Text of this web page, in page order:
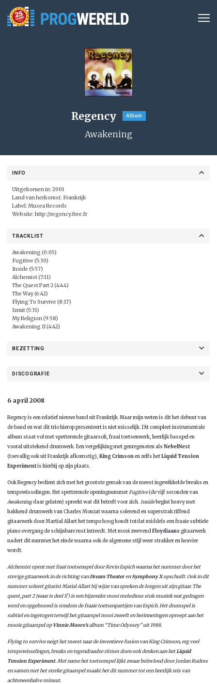
Regency Album
Awakening
INFO
Uitgekomen in: 2001
Land van herkomst: Frankrijk
Label: Musea Records
Website: http://regency.free.fr
TRACKLIST
Awakening (0:05)
Fugitive (5:30)
Inside (5:57)
Alchemist (7:11)
The Quest Part 2 (4:44)
The Way (6:42)
Flying To Survive (8:17)
Izmit (5:31)
My Religion (9:58)
Awakening II (4:42)
BEZETTING
DISCOGRAFIE
6 april 2008
Regency is een relatief nieuwe band uit Frankrijk. Naar mijn weten is dit het debuut van
de band en wat dit trio hierop presenteert is niet misselijk. Dit compleet instrumentale
album staat vol met spetterende gitaarsoli, fraai toetsenwerk, heerlijk basspel en
vooral uitstekend drumwerk. Een vergelijking met genregenoten als NebelNest
(toevallig ook uit Frankrijk afkomstig), King Crimsonen zelfs hetLiquid Tension
Experimentis hierbij op zijn plaats.
Ook Regency bedient zich met het grootste gemak van de meest ingewikkelde breaks en
tempowisselingen. Het spetterende openingnummerFugitive(de vijf seconden van
Awakeningdaar gelaten) spreekt wat dit betreft voor zich. Insidebegint heavy met
hakkend drumwerk van Charles Monzat waarna solerend en superstrak riffend
gitaarwerk door Martial Allart het tempo hoog houdt totdat middels een fraaie subtiele
piano overgang de schijnbare rust intreedt. Met mooi zwevendFloydiaans gitaarwerk
nadert dit nummer het einde waarna ook de algemene stijl weer strakker en heavier
wordt.
Alchemistopent met fraai toetsenspel door Kevin Espich waarna het nummer door het
stevige gitaarwerk in de richting vanDream TheaterenSymphony Xopschuift. Ook in dit
nummer soleert gitarist Marial Allart bij wijze van spreken de longen uit zijn gitaar. The
quest, part 2 (waar is deel 1?) is een bijzonder mooi melodieus stuk muziek wat gedragen
word en opgebouwd is rondom de fraaie toetsenpartijen van Espich. Het drumspel is
subtiel en ingetogen terwijl het gitaarspel mooi zweeft en herinneringen oproept aan het
mooie gitaarspel opVinnie Moore’salbum “Time Odyssey” uit 1988.
Flying to surviveneigt het meest naar de inventieve fusion vanKing Crimson, erg veel
tempowisselingen, breaks en tegendraadse ritmes doen ook denken aan hetLiquid
Tension Experiment. Met name het toetsenspel lijkt zwaar beïnvloed door Jordan Rudess
en samen met het sterke gitaarspel maakt het dit nummer tot een heerlijk reis van
achteneenhalve minuut.